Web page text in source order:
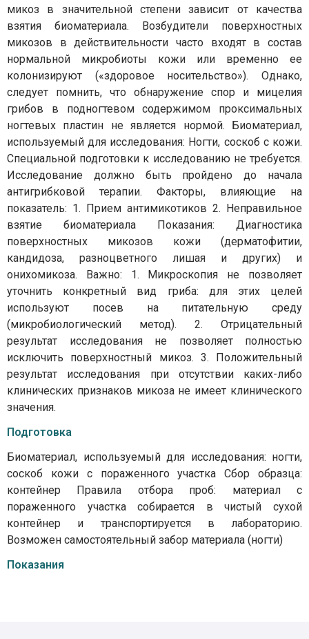
микоз в значительной степени зависит от качества
взятия биоматериала. Возбудители поверхностных
микозов в действительности часто входят в состав
нормальной микробиоты кожи или временно ее
колонизируют («здоровое носительство»). Однако,
следует помнить, что обнаружение спор и мицелия
грибов в подногтевом содержимом проксимальных
ногтевых пластин не является нормой. Биоматериал,
используемый для исследования: Ногти, соскоб с кожи.
Специальной подготовки к исследованию не требуется.
Исследование должно быть пройдено до начала
антигрибковой терапии. Факторы, влияющие на
показатель: 1. Прием антимикотиков 2. Неправильное
взятие биоматериала Показания: Диагностика
поверхностных микозов кожи (дерматофитии,
кандидоза, разноцветного лишая и других) и
онихомикоза. Важно: 1. Микроскопия не позволяет
уточнить конкретный вид гриба: для этих целей
используют посев на питательную среду
(микробиологический метод). 2. Отрицательный
результат исследования не позволяет полностью
исключить поверхностный микоз. 3. Положительный
результат исследования при отсутствии каких-либо
клинических признаков микоза не имеет клинического
значения.
Подготовка
Биоматериал, используемый для исследования: ногти,
соскоб кожи с пораженного участка Сбор образца:
контейнер Правила отбора проб: материал с
пораженного участка собирается в чистый сухой
контейнер и транспортируется в лабораторию.
Возможен самостоятельный забор материала (ногти)
Показания